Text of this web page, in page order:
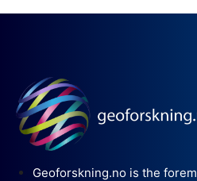
Geoforskning.no is the